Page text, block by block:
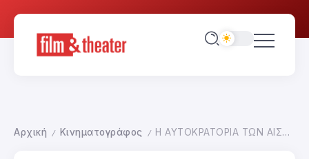
Αρχική / Κινηματογράφος / Η ΑΥΤΟΚΡΑΤΟΡΙΑ ΤΩΝ ΑΙΣΘΗΣΕΩΝ